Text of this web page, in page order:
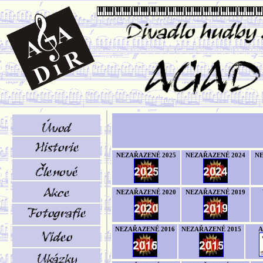
NEZAŘAZENÉ 2025 NEZAŘAZENÉ 2024
NEZAŘAZENÉ 2020 NEZAŘAZENÉ 2019
NEZAŘAZENÉ 2016 NEZAŘAZENÉ 2015